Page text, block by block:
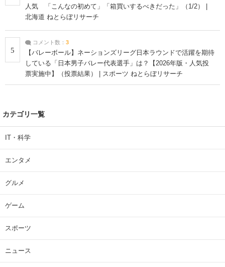
人気 「こんなの初めて」「箱買いするべきだった」（1/2） |
北海道 ねとらぼリサーチ
5
コメント数： 3
【バレーボール】ネーションズリーグ日本ラウンドで活躍を期待
している「日本男子バレー代表選手」は？【2026年版・人気投
票実施中】（投票結果） | スポーツ ねとらぼリサーチ
カテゴリ一覧
IT・科学
エンタメ
グルメ
ゲーム
スポーツ
ニュース